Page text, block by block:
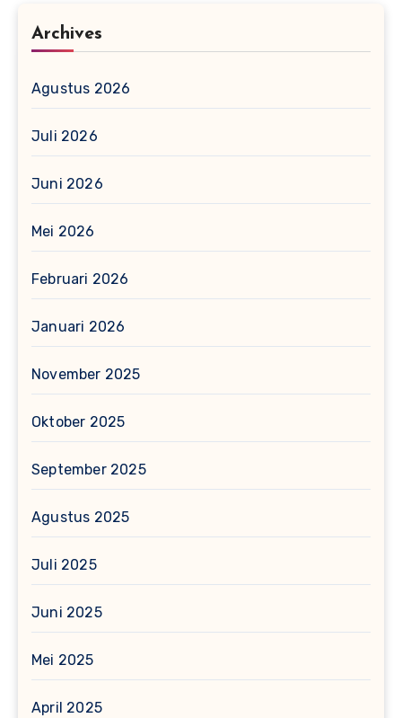
Archives
Agustus 2026
Juli 2026
Juni 2026
Mei 2026
Februari 2026
Januari 2026
November 2025
Oktober 2025
September 2025
Agustus 2025
Juli 2025
Juni 2025
Mei 2025
April 2025